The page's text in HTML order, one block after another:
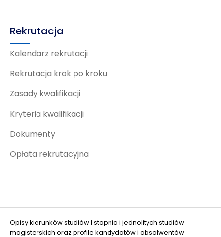
Rekrutacja
Kalendarz rekrutacji
Rekrutacja krok po kroku
Zasady kwalifikacji
Kryteria kwalifikacji
Dokumenty
Opłata rekrutacyjna
Opisy kierunków studiów I stopnia i jednolitych studiów
magisterskich oraz profile kandydatów i absolwentów